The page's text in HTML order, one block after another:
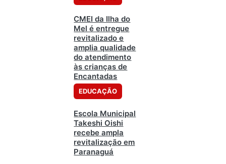
CMEI da Ilha do
Mel é entregue
revitalizado e
amplia qualidade
do atendimento
às crianças de
Encantadas
EDUCAÇÃO
Escola Municipal
Takeshi Oishi
recebe ampla
revitalização em
Paranaguá